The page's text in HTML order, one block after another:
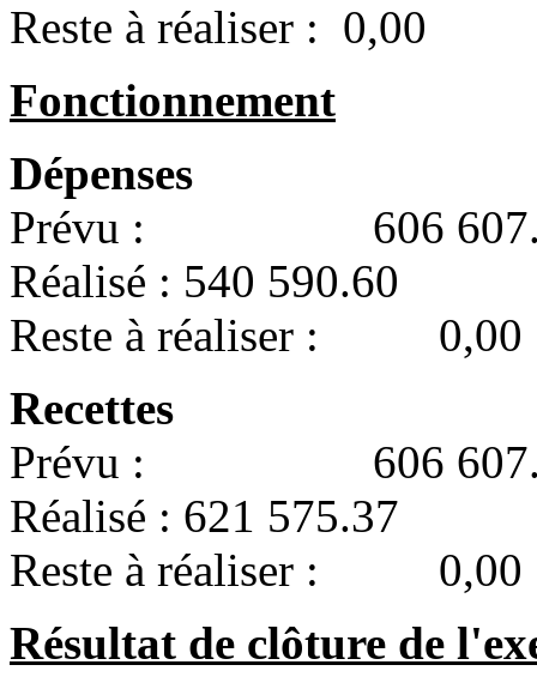
Reste à réaliser : 0,00
Fonctionnement
Dépenses
Prévu : 606
Réalisé : 540 590.60
Reste à réaliser : 0,00
Recettes
Prévu : 606
Réalisé : 621 575.37
Reste à réaliser : 0,00
Résultat de clôture de